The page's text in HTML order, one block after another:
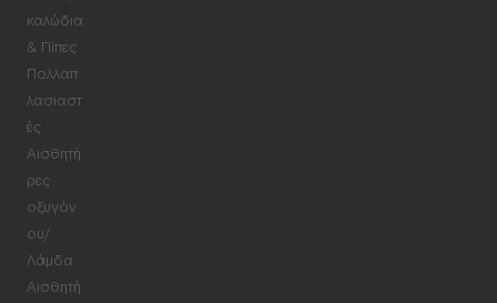
καλώδια
& Πίπες
Πολλαπ
λασιαστ
ές
Αισθητή
ρες
οξυγόν
ου/
Λάμδα
Αισθητή